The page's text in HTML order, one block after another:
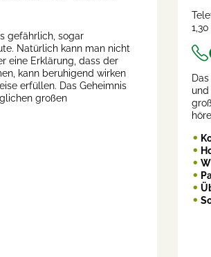
gefährlich, sogar
Natürlich kann man nicht
eine Erklärung, dass der
kann beruhigend wirken
erfüllen. Das Geheimnis
großen